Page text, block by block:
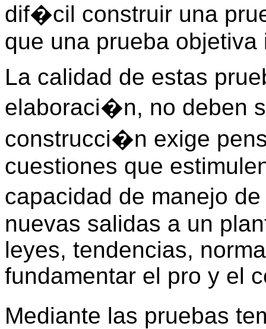
dif�cil construir una
que una prueba
La calidad de estas
elaboraci�n, no deben
construcci�n exige
cuestiones que
capacidad de manejo
nuevas salidas a un
leyes, tendencias,
fundamentar el pro y el
Mediante las pruebas